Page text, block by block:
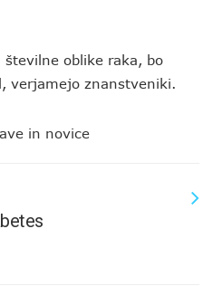
oblike raka, bo
verjamejo znanstveniki.
in novice